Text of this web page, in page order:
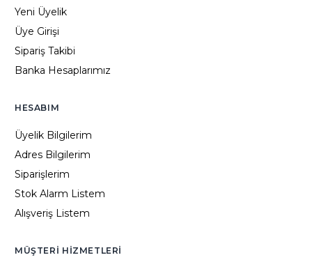
Yeni Üyelik
Üye Girişi
Sipariş Takibi
Banka Hesaplarımız
HESABIM
Üyelik Bilgilerim
Adres Bilgilerim
Siparişlerim
Stok Alarm Listem
Alışveriş Listem
MÜŞTERI HIZMETLERI